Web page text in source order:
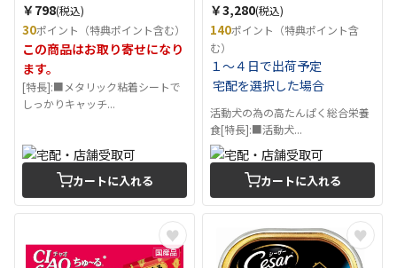
￥798(税込)
30ポイント（特典ポイント含む）
この商品はお取り寄せになり
ます。
[特長]:■メタリック粘着シートで
しっかりキャッチ...
カートに入れる
￥3,280(税込)
140ポイント（特典ポイント含
む）
１～４日で出荷予定
宅配を選択した場合
活動犬の為の高たんぱく総合栄養
食[特長]:■活動犬...
カートに入れる